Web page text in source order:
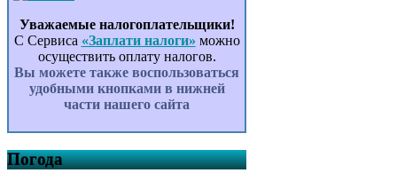
Уважаемые налогоплательщики!
С Сервиса «Заплати налоги» можно
осуществить оплату налогов.
Вы можете также воспользоваться
удобными кнопками в нижней
части нашего сайта
Погода